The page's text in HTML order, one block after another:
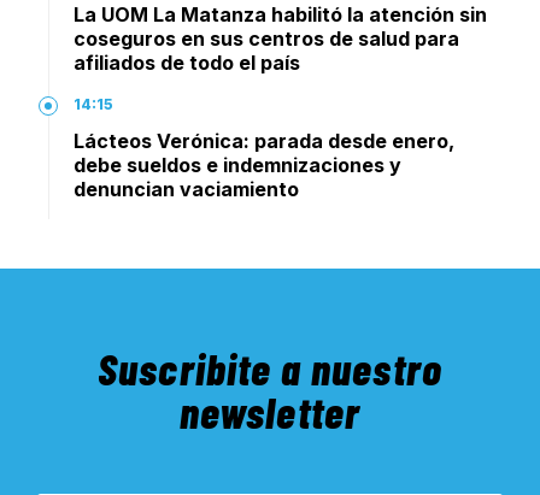
La UOM La Matanza habilitó la atención sin
coseguros en sus centros de salud para
afiliados de todo el país
14:15
Lácteos Verónica: parada desde enero,
debe sueldos e indemnizaciones y
denuncian vaciamiento
Suscribite a nuestro
newsletter